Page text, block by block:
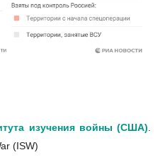
изучения войны (США)
(ISW)